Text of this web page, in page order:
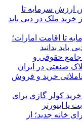
ارزش سرمایه تا
خرید ملک در دبی باید
تا اقامت امارات؛
باید بدانید
جامع حقوقی و
صنعتی در ایران
خرید و فروش
کولر گازی برای
یا اینورتر
خانه جدید؛ از